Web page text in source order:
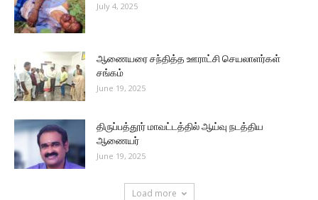
July 4, 2025
ஆணையரை சந்தித்த ஊராட்சி செயலாளர்கள்
சங்கம்
June 19, 2025
திருப்பத்தூர் மாவட்டத்தில் ஆய்வு நடத்திய
ஆணையர்
June 19, 2025
Load more